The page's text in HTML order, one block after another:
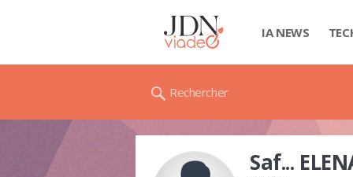
IA NEWS
Rechercher
Saf...